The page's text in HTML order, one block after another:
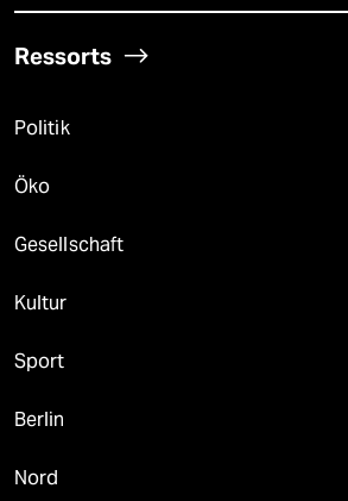
Ressorts
Politik
Öko
Gesellschaft
Kultur
Sport
Berlin
Nord